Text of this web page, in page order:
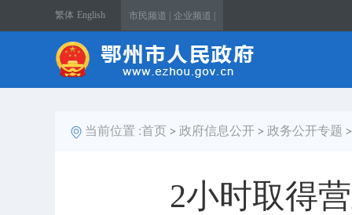
繁体 English 市民频道 | 企业频道 |
当前位置 :首页 > 政府信息公开 > 政务公开专题
2小时取得